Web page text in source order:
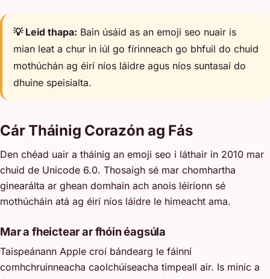
💡 Leid thapa: Bain úsáid as an emoji seo nuair is
mian leat a chur in iúl go fírinneach go bhfuil do chuid
mothúchán ag éirí níos láidre agus níos suntasaí do
dhuine speisialta.
Cár Tháinig Corazón ag Fás
Den chéad uair a tháinig an emoji seo i láthair in 2010 mar
chuid de Unicode 6.0. Thosaigh sé mar chomhartha
ginearálta ar ghean domhain ach anois léiríonn sé
mothúcháin atá ag éirí níos láidre le himeacht ama.
Mar a fheictear ar fhóin éagsúla
Taispeánann Apple croí bándearg le fáinní
comhchruinneacha caolchúiseacha timpeall air. Is minic a